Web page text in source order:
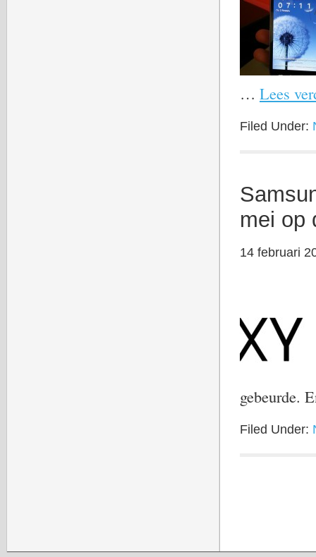
… Lees
Filed Under:
mei op
14 februari
gebeurde.
Filed Under: